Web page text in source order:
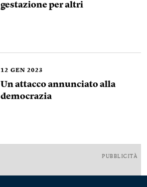
gestazione per altri
12 GEN 2023
Un attacco annunciato alla
democrazia
PUBBLICITÀ